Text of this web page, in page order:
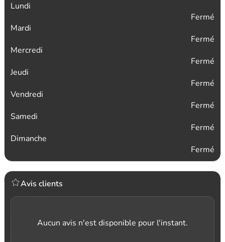
Lundi
Fermé
Mardi
Fermé
Mercredi
Fermé
Jeudi
Fermé
Vendredi
Fermé
Samedi
Fermé
Dimanche
Fermé
Avis clients
Aucun avis n'est disponible pour l'instant.